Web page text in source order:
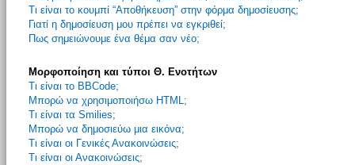
Τι είναι το κουμπί “Αποθήκευση” στην φόρμα δημοσίευσης;
Γιατί η δημοσίευση μου πρέπει να εγκριθεί;
Πως σημειώνουμε ένα θέμα σαν νέο;
Μορφοποίηση και τύποι Θ. Ενοτήτων
Τι είναι το BBCode;
Μπορώ να χρησιμοποιήσω HTML;
Τι είναι τα Smilies;
Μπορώ να δημοσιεύω μια εικόνα;
Τι είναι οι Γενικές Ανακοινώσεις;
Τι είναι οι Ανακοινώσεις;